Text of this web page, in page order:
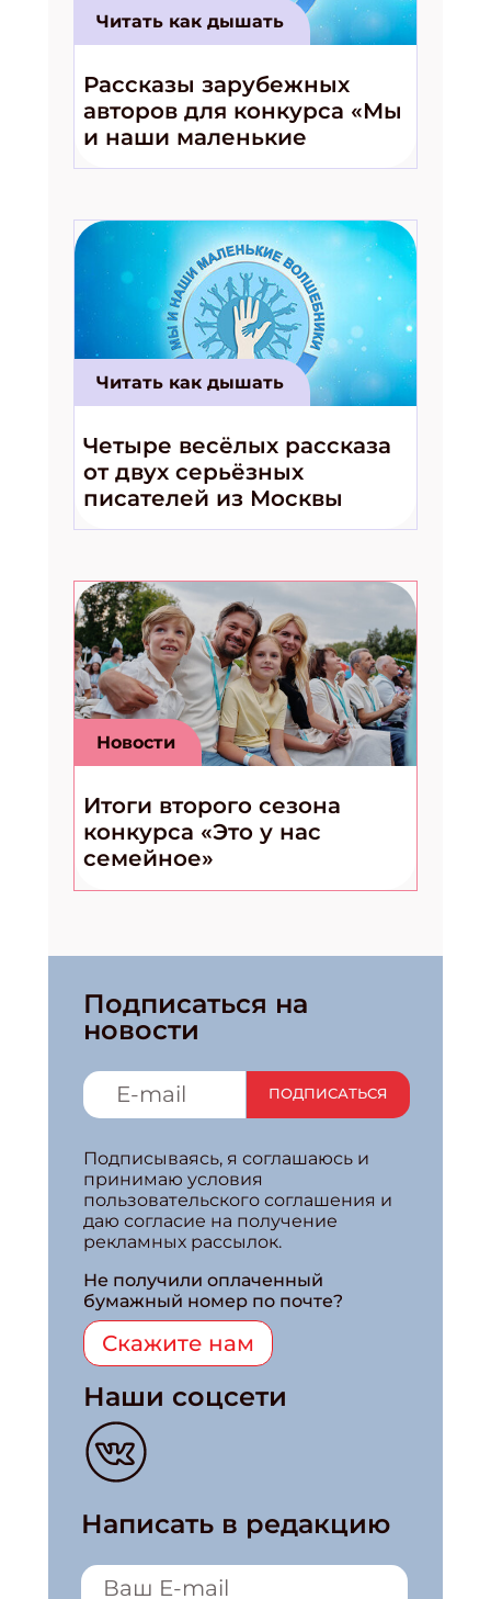
Читать как дышать
Рассказы зарубежных
авторов для конкурса «Мы
и наши маленькие
волшебники!»
Читать как дышать
Четыре весёлых рассказа
от двух серьёзных
писателей из Москвы
Новости
Итоги второго сезона
конкурса «Это у нас
семейное»
Подписаться на
новости
ПОДПИСАТЬСЯ
Подписываясь, я соглашаюсь и
принимаю условия
пользовательского соглашения и
даю согласие на получение
рекламных рассылок.
Не получили оплаченный
бумажный номер по почте?
Скажите нам
Наши соцсети
Написать в редакцию